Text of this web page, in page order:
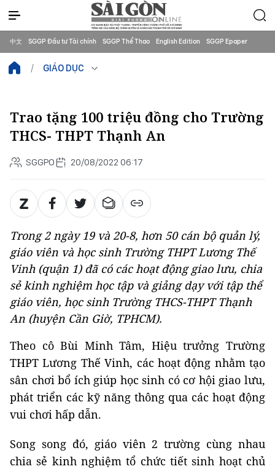
中文 SGGP Đầu tư Tài chính SGGP Thể Thao English Edition SGGP Epaper
GIÁO DỤC
Trao tặng 100 triệu đồng cho Trường
THCS- THPT Thạnh An
SGGPO 20/08/2022 06:17
Trong 2 ngày 19 và 20-8, hơn 50 cán bộ quản lý,
giáo viên và học sinh Trường THPT Lương Thế
Vinh (quận 1) đã có các hoạt động giao lưu, chia
sẻ kinh nghiệm học tập và giảng dạy với tập thể
giáo viên, học sinh Trường THCS-THPT Thạnh
An (huyện Cần Giờ, TPHCM).
Theo cô Bùi Minh Tâm, Hiệu trưởng Trường
THPT Lương Thế Vinh, các hoạt động nhằm tạo
sân chơi bổ ích giúp học sinh có cơ hội giao lưu,
phát triển các kỹ năng thông qua các hoạt động
vui chơi hấp dẫn.
Song song đó, giáo viên 2 trường cùng nhau
chia sẻ kinh nghiệm tổ chức tiết sinh hoạt chủ